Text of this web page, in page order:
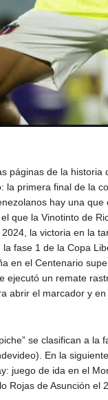
páginas de la
la primera final de la
hay una
que la Vinotinto de
la victoria en la
fase 1 de la Copa
en el Centenario
ejecutó un remate
abrir el marcador y
se clasifican a
En la
juego de ida en el
Rojas de Asunción el